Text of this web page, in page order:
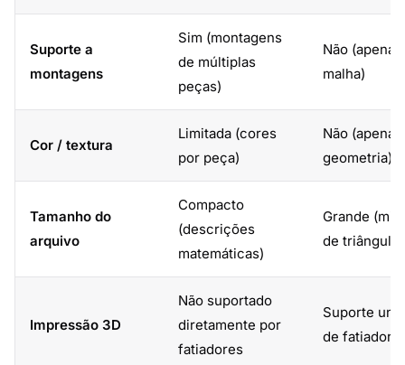
Suporte a
montagens
Sim (montagens
de múltiplas
peças)
Não
malha)
Cor / textura
Limitada (cores
por peça)
Não (apenas
geometria)
Tamanho do
arquivo
Compacto
(descrições
matemáticas)
Grande
de
Impressão 3D
Não suportado
diretamente por
fatiadores
Suporte
de fatiador